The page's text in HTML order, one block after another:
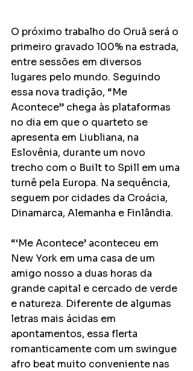
O próximo trabalho do Oruã será o
primeiro gravado 100% na estrada,
entre sessões em diversos
lugares pelo mundo. Seguindo
essa nova tradição, “Me
Acontece” chega às plataformas
no dia em que o quarteto se
apresenta em Liubliana, na
Eslovênia, durante um novo
trecho com o Built to Spill em uma
turnê pela Europa. Na sequência,
seguem por cidades da Croácia,
Dinamarca, Alemanha e Finlândia.
“‘Me Acontece’ aconteceu em
New York em uma casa de um
amigo nosso a duas horas da
grande capital e cercado de verde
e natureza. Diferente de algumas
letras mais ácidas em
apontamentos, essa flerta
romanticamente com um swingue
afro beat muito conveniente nas